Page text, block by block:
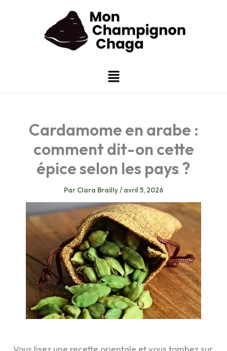
Menu
Cardamome en arabe :
comment dit-on cette
épice selon les pays ?
Par Clara Brailly/ avril 5, 2026
Vous lisez une recette orientale et vous tombez sur